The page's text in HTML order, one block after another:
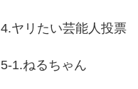
4.ヤリたい芸能人投票
5-1.ねるちゃん